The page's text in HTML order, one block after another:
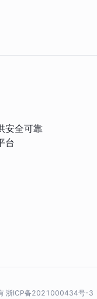
安全可靠
台
浙ICP备2021000434号-3